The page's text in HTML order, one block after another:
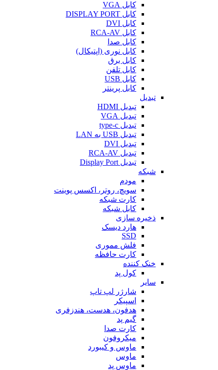
کابل VGA
کابل DISPLAY PORT
کابل DVI
کابل RCA-AV
کابل صدا
کابل نوری (اپتیکال)
کابل برق
کابل تلفن
کابل USB
کابل پرینتر
تبدیل
تبدیل HDMI
تبدیل VGA
تبدیل type-c
تبدیل USB به LAN
تبدیل DVI
تبدیل RCA-AV
تبدیل Display Port
شبکه
مودم
سویچ، روتر، اکسس پوینت
کارت شبکه
کابل شبکه
ذخیره سازی
هارد دیسک
SSD
فلش مموری
کارت حافظه
خنک کننده
کول پد
سایر
شارژر لپ تاپ
اسپیکر
هدفون، هدست، هندزفری
گیم پد
کارت صدا
میکروفون
ماوس و کیبورد
ماوس
ماوس پد